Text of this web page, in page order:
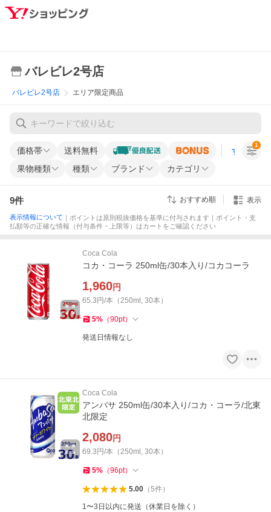
バレビレ2号店
バレビレ2号店 エリア限定商品
価格帯 送料無料 すべての条
果物種類 種類 ブランド カテゴリ
1
9件 おすすめ順 表示
表示情報について ｜ポイントは原則税抜価格を基準に付与されます｜ポイント・支
払額等の正確な情報（付与条件・上限等）はカートをご確認ください
Coca Cola
コカ・コーラ 250ml缶/30本入り/コカコーラ
1,960円
65.3円/本（250ml, 30本）
5% （90pt）
発送日情報なし
Coca Cola
アンバサ 250ml缶/30本入り/コカ・コーラ/北東
北限定
2,080円
69.3円/本（250ml, 30本）
5% （96pt）
5.00（5件）
1〜3日以内に発送（休業日を除く）